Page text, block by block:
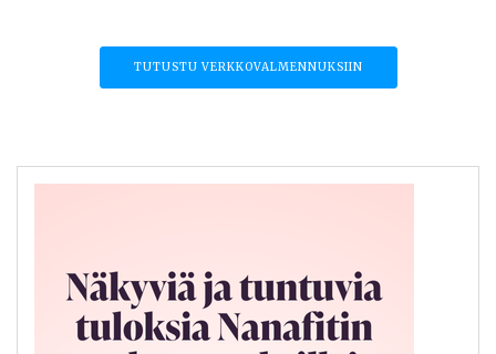
TUTUSTU VERKKOVALMENNUKSIIN